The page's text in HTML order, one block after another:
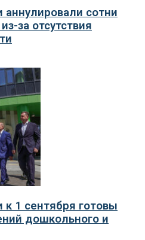
аннулировали сотни
за отсутствия
к 1 сентября готовы
дошкольного и